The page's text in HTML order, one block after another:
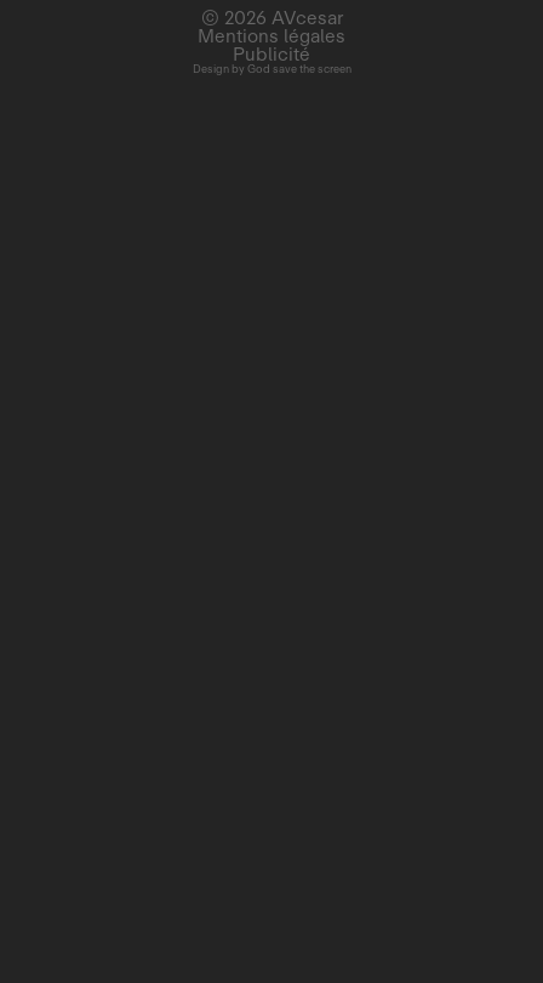
Design by God save the screen
© 2026 AVcesar
Mentions légales
Publicité